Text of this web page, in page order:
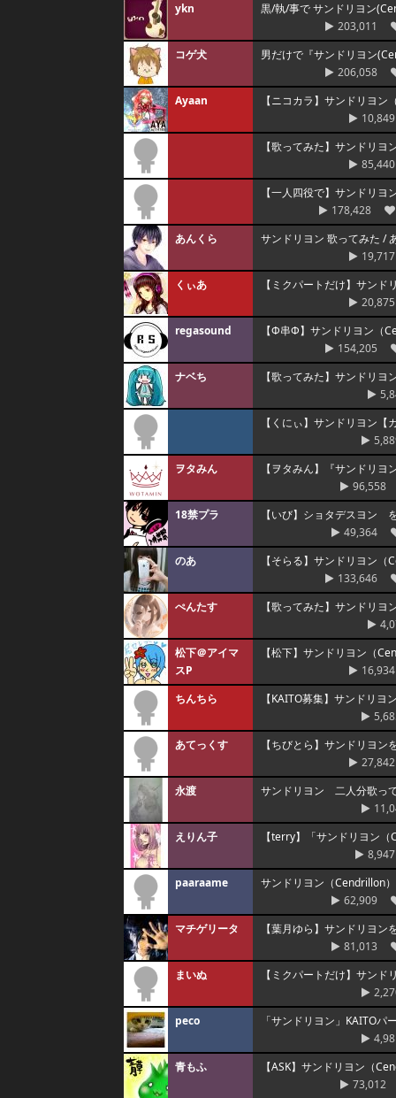
ykn
黒/執/事で サンドリヨン
203,011
コゲ犬
男だけで『サンドリヨン
206,058
Ayaan
【ニコカラ】サンドリヨ
10,849
【歌ってみた】サンドリ
85,440
【一人四役で】サンドリ
178,428
あんくら
サンドリヨン 歌ってみた /
19,717
くぃあ
【ミクパートだけ】サン
20,875
regasound
【Φ串Φ】サンドリヨン（
154,205
ナベち
【歌ってみた】サンドリ
【くにぃ】サンドリヨン
ヲタみん
【ヲタみん】『サンドリ
96,558
18禁プラ
【いび】ショタデスヨン
49,364
のあ
【そらる】サンドリヨン
133,646
ぺんたす
【歌ってみた】サンドリ
松下＠アイマ
スP
【松下】サンドリヨン（
16,934
ちんちら
【KAITO募集】サンドリ
あてっくす
【ちびとら】サンドリヨ
27,842
永渡
サンドリヨン 二人分歌っ
えりん子
【terry】「サンドリヨン
8,947
paaraame
サンドリヨン（Cendrillon
62,909
マチゲリータ
【葉月ゆら】サンドリヨ
81,013
まいぬ
【ミクパートだけ】サンド
peco
「サンドリヨン」KAITO
青もふ
【ASK】サンドリヨン（
73,012